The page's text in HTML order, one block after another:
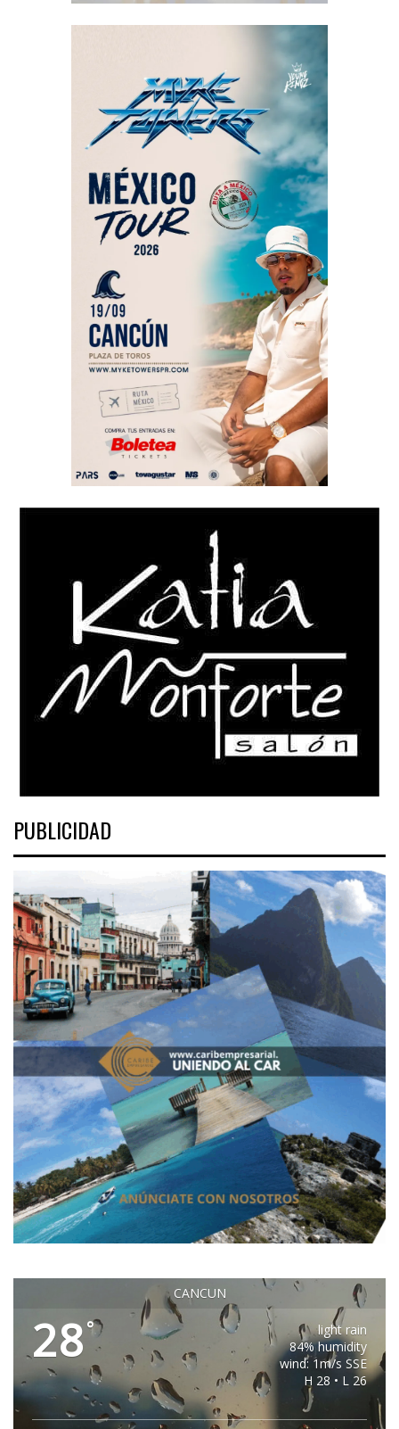
PUBLICIDAD
CANCUN
28°
light rain
84% humidity
wind: 1m/s SSE
H 28 • L 26